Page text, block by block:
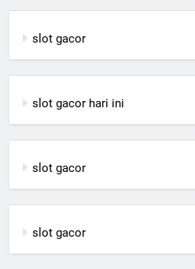
slot gacor
slot gacor hari ini
slot gacor
slot gacor